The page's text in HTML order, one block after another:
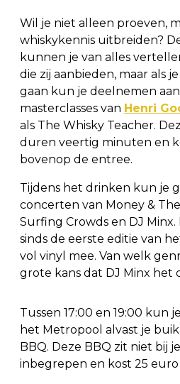
Wil je niet alleen proeven,
whiskykennis uitbreiden?
kunnen je van alles
die zij aanbieden, maar als
gaan kun je deelnemen
masterclasses van Henri
als The Whisky Teacher.
duren veertig minuten en
bovenop de entree.
Tijdens het drinken kun je
concerten van Money &
Surfing Crowds en DJ Minx.
sinds de eerste editie van
vol vinyl mee. Van welk
grote kans dat DJ Minx het
Tussen 17:00 en 19:00 kun
het Metropool alvast je
BBQ. Deze BBQ zit niet bij
inbegrepen en kost 25 euro